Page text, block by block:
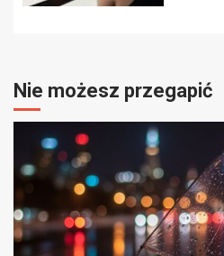
Nie możesz przegapić